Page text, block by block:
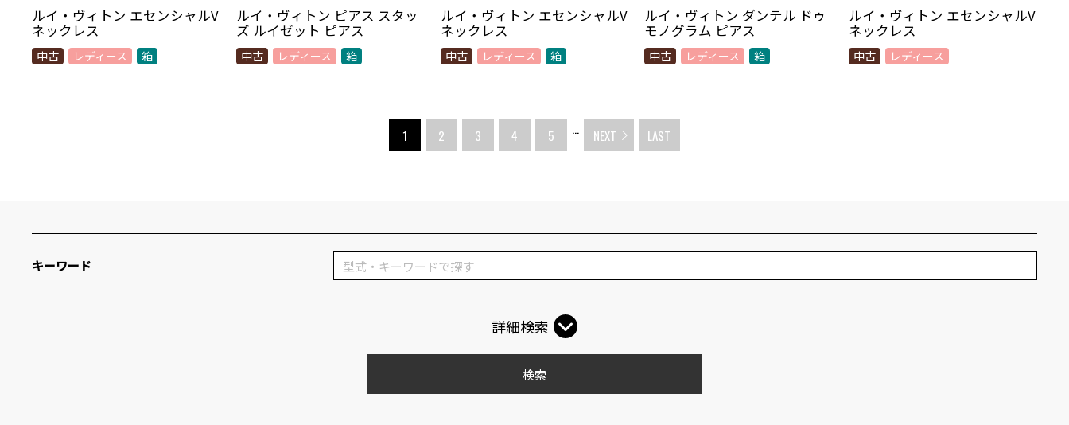
ルイ・ヴィトン エセンシャルV
ネックレス
中古 レディース 箱
ルイ・ヴィトン ピアス スタッ
ズ ルイゼット ピアス
中古 レディース 箱
ルイ・ヴィトン エセンシャルV
ネックレス
中古 レディース 箱
ルイ・ヴィトン ダンテル ドゥ
モノグラム ピアス
中古 レディース 箱
ルイ・ヴィトン エセンシャルV
ネックレス
中古 レディース
1 2 3 4 5 ... NEXT LAST
キーワード
詳細検索
検索